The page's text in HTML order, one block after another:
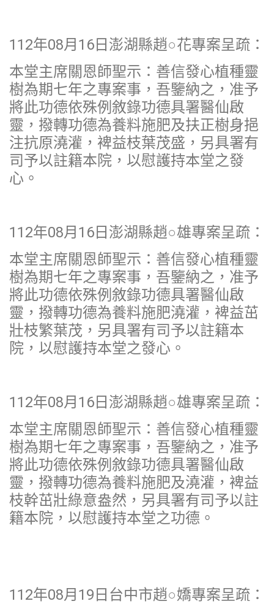
112年08月16日澎湖縣趙○花專案呈疏：
本堂主席關恩師聖示：善信發心植種靈
樹為期七年之專案事，吾鑒納之，准予
將此功德依殊例敘錄功德具署醫仙啟
靈，撥轉功德為養料施肥及扶正樹身挹
注抗原澆灌，裨益枝葉茂盛，另具署有
司予以註籍本院，以慰護持本堂之發
心。
112年08月16日澎湖縣趙○雄專案呈疏：
本堂主席關恩師聖示：善信發心植種靈
樹為期七年之專案事，吾鑒納之，准予
將此功德依殊例敘錄功德具署醫仙啟
靈，撥轉功德為養料施肥澆灌，裨益茁
壯枝繁葉茂，另具署有司予以註籍本
院，以慰護持本堂之發心。
112年08月16日澎湖縣趙○雄專案呈疏：
本堂主席關恩師聖示：善信發心植種靈
樹為期七年之專案事，吾鑒納之，准予
將此功德依殊例敘錄功德具署醫仙啟
靈，撥轉功德為養料施肥及澆灌，裨益
枝幹茁壯綠意盎然，另具署有司予以註
籍本院，以慰護持本堂之功德。
112年08月19日台中市趙○嬌專案呈疏：